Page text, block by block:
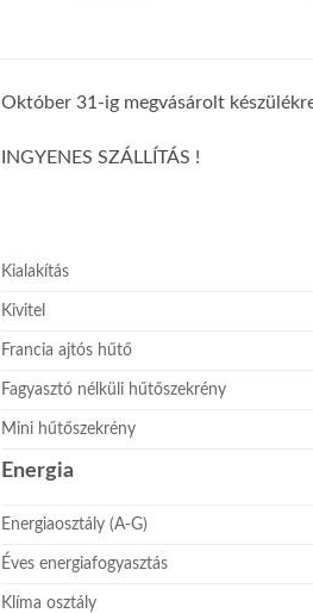
Október 31-ig megvásárolt
INGYENES SZÁLLÍTÁS !
Kialakítás
Kivitel
Francia ajtós hűtő
Fagyasztó nélküli hűtőszekrény
Mini hűtőszekrény
Energia
Energiaosztály (A-G)
Éves energiafogyasztás
Klíma osztály